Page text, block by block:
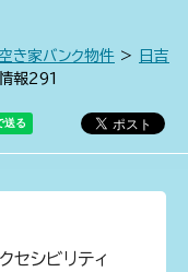
き家バンク物件 >
日吉
報291
セシビリティ